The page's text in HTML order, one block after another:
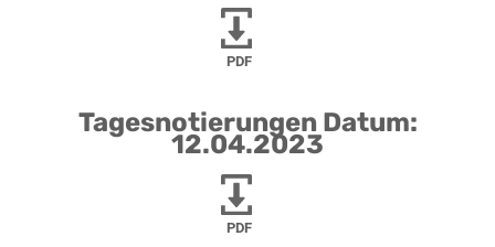
PDF
Tagesnotierungen Datum:
12.04.2023
PDF